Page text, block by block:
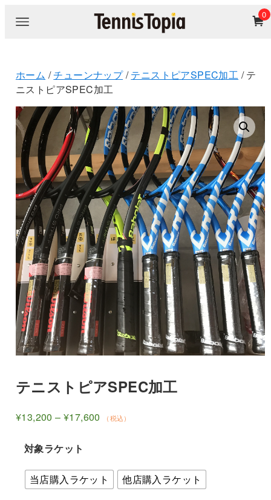
0
ホーム /チューンナップ/テニストピアSPEC加工 / テ
ニストピアSPEC加工
テニストピアSPEC加工
¥13,200 – ¥17,600 価
–
¥17,600
（税込）
対象ラケット
当店購入ラケット 他店購入ラケット